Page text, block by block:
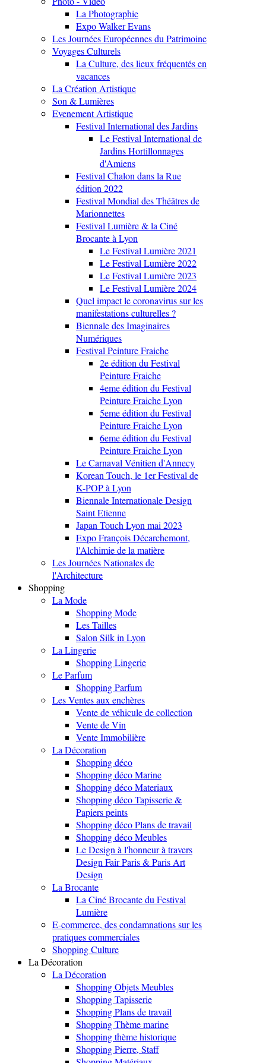
La Photographie
Expo Walker Evans
Les Journées Européennes du Patrimoine
Voyages Culturels
La Culture, des lieux fréquentés en
vacances
La Création Artistique
Son & Lumières
Evenement Artistique
Festival International des Jardins
Le Festival International de
Jardins Hortillonnages
d'Amiens
Festival Chalon dans la Rue
édition 2022
Festival Mondial des Théâtres de
Marionnettes
Festival Lumière & la Ciné
Brocante à Lyon
Le Festival Lumière 2021
Le Festival Lumière 2022
Le Festival Lumière 2023
Le Festival Lumière 2024
Quel impact le coronavirus sur les
manifestations culturelles ?
Biennale des Imaginaires
Numériques
Festival Peinture Fraiche
2e édition du Festival
Peinture Fraiche
4eme édition du Festival
Peinture Fraiche Lyon
5eme édition du Festival
Peinture Fraiche Lyon
6eme édition du Festival
Peinture Fraiche Lyon
Le Carnaval Vénitien d'Annecy
Korean Touch, le 1er Festival de
K-POP à Lyon
Biennale Internationale Design
Saint Etienne
Japan Touch Lyon mai 2023
Expo François Décarchemont,
l'Alchimie de la matière
Les Journées Nationales de
l'Architecture
Shopping
La Mode
Shopping Mode
Les Tailles
Salon Silk in Lyon
La Lingerie
Shopping Lingerie
Le Parfum
Shopping Parfum
Les Ventes aux enchères
Vente de véhicule de collection
Vente de Vin
Vente Immobilière
La Décoration
Shopping déco
Shopping déco Marine
Shopping déco Materiaux
Shopping déco Tapisserie &
Papiers peints
Shopping déco Plans de travail
Shopping déco Meubles
Le Design à l'honneur à travers
Design Fair Paris & Paris Art
Design
La Brocante
La Ciné Brocante du Festival
Lumière
E-commerce, des condamnations sur les
pratiques commerciales
Shopping Culture
La Décoration
La Décoration
Shopping Objets Meubles
Shopping Tapisserie
Shopping Plans de travail
Shopping Thème marine
Shopping thème historique
Shopping Pierre, Staff